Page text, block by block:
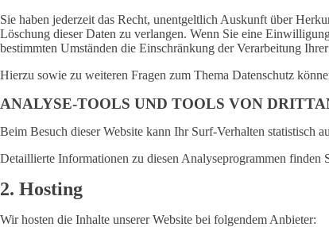
Sie haben jederzeit das Recht, unentgeltlich Auskunft über
Löschung dieser Daten zu verlangen. Wenn Sie eine
bestimmten Umständen die Einschränkung der Verarbeitung
Hierzu sowie zu weiteren Fragen zum Thema Datenschutz
ANALYSE-TOOLS UND TOOLS VON
Beim Besuch dieser Website kann Ihr Surf-Verhalten statistisch
Detaillierte Informationen zu diesen Analyseprogrammen finden
2. Hosting
Wir hosten die Inhalte unserer Website bei folgendem Anbieter: